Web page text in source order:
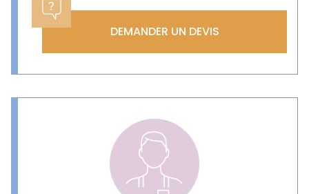
DEMANDER UN DEVIS